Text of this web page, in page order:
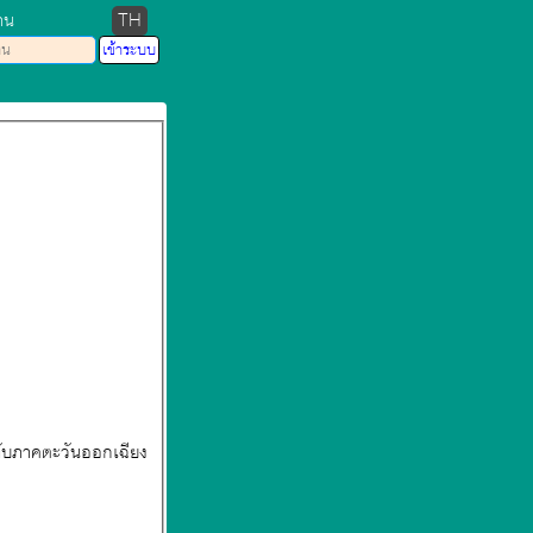
TH
าคตะวันออกเฉียง